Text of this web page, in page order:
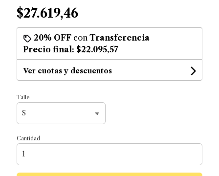
$27.619,46
20% OFFcon Transferencia
Precio final: $22.095,57
Ver cuotas y descuentos
Talle
Cantidad